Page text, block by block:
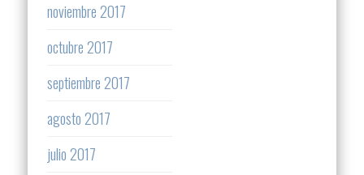
noviembre 2017
octubre 2017
septiembre 2017
agosto 2017
julio 2017